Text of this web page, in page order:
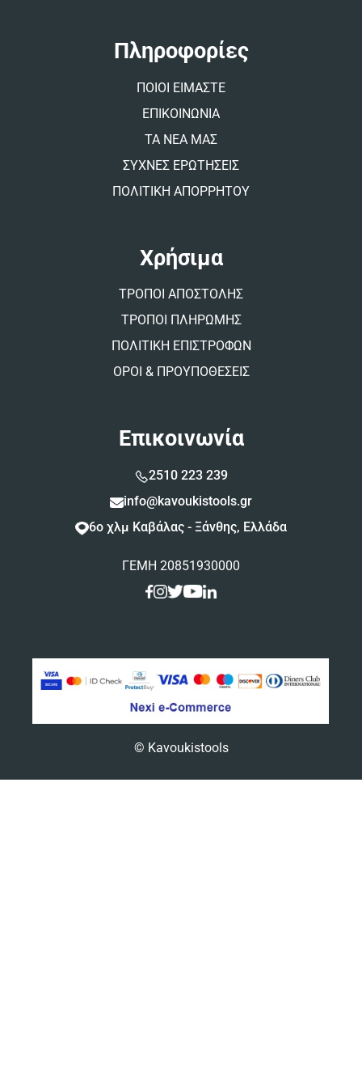
Πληροφορίες
ΠΟΙΟΙ ΕΙΜΑΣΤΕ
ΕΠΙΚΟΙΝΩΝΙΑ
ΤΑ ΝΕΑ ΜΑΣ
ΣΥΧΝΕΣ ΕΡΩΤΗΣΕΙΣ
ΠΟΛΙΤΙΚΗ ΑΠΟΡΡΗΤΟΥ
Χρήσιμα
ΤΡΟΠΟΙ ΑΠΟΣΤΟΛΗΣ
ΤΡΟΠΟΙ ΠΛΗΡΩΜΗΣ
ΠΟΛΙΤΙΚΗ ΕΠΙΣΤΡΟΦΩΝ
ΟΡΟΙ & ΠΡΟΥΠΟΘΕΣΕΙΣ
Επικοινωνία
2510 223 239
info@kavoukistools.gr
6ο χλμ Καβάλας - Ξάνθης, Ελλάδα
ΓΕΜΗ 20851930000
© Kavoukistools